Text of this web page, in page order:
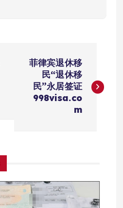
菲律宾退休移
民“退休移
民”永居签证
998visa.co
m